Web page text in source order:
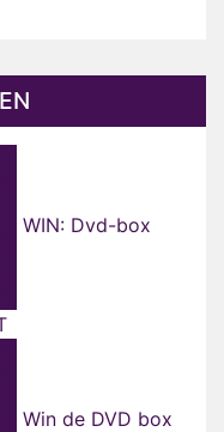
WIN: Dvd-box
Win de DVD box